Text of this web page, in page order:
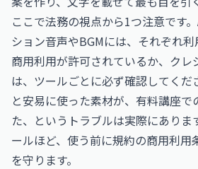
ここで法務の視点から1つ注意です
ション音声やBGMには、それぞれ利
商用利用が許可されているか、クレ
は、ツールごとに必ず確認してくだ
と安易に使った素材が、有料講座
た、というトラブルは実際にありま
ールほど、使う前に規約の商用利用
を守ります。